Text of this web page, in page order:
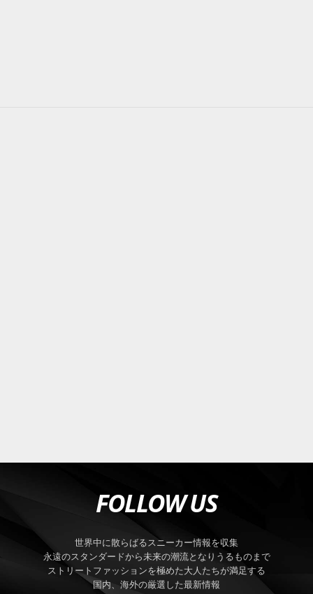
FOLLOW US
世界中に散らばるスニーカー情報を収集
永遠のスタンダードから未来の潮流となりうるものまで
ストリートファッションを極めた大人たちが満足する
国内、海外の厳選した最新情報